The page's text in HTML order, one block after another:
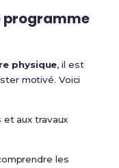
programme
physique, il est
motivé. Voici
aux travaux
les